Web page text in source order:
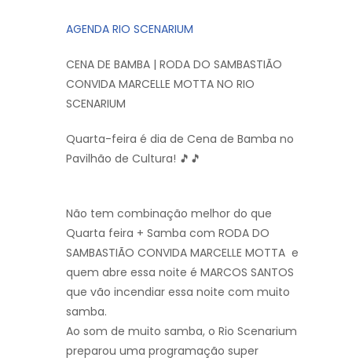
AGENDA RIO SCENARIUM
CENA DE BAMBA | RODA DO SAMBASTIÃO
CONVIDA MARCELLE MOTTA NO RIO
SCENARIUM
Quarta-feira é dia de Cena de Bamba no
Pavilhão de Cultura! 🎵🎵
Não tem combinação melhor do que
Quarta feira + Samba com RODA DO
SAMBASTIÃO CONVIDA MARCELLE MOTTA e
quem abre essa noite é MARCOS SANTOS
que vão incendiar essa noite com muito
samba.
Ao som de muito samba, o Rio Scenarium
preparou uma programação super